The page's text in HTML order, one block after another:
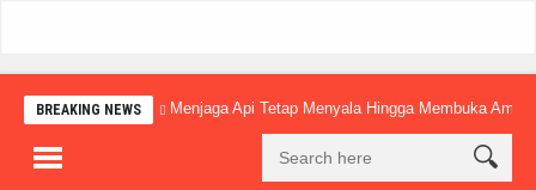
BREAKING NEWS Menjaga Api Tetap Menyala Hingga Membuka